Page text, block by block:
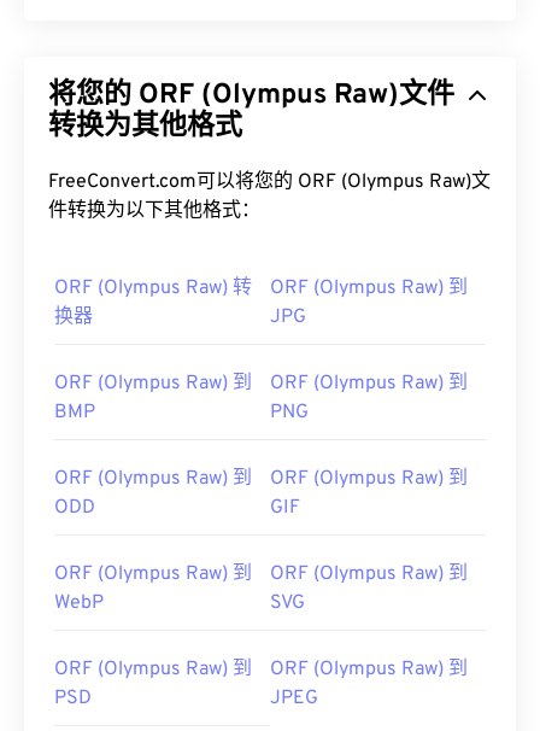
将您的 ORF (Olympus Raw)文件
转换为其他格式
FreeConvert.com可以将您的 ORF (Olympus Raw)文
件转换为以下其他格式：
ORF (Olympus Raw) 转
换器
ORF (Olympus Raw) 到
JPG
ORF (Olympus Raw) 到
BMP
ORF (Olympus Raw) 到
PNG
ORF (Olympus Raw) 到
ODD
ORF (Olympus Raw) 到
GIF
ORF (Olympus Raw) 到
WebP
ORF (Olympus Raw) 到
SVG
ORF (Olympus Raw) 到
PSD
ORF (Olympus Raw) 到
JPEG